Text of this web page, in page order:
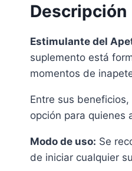
Descripción
Estimulante del
suplemento está
momentos de
Entre sus
opción para quienes
Modo de uso: Se
de iniciar cualquier